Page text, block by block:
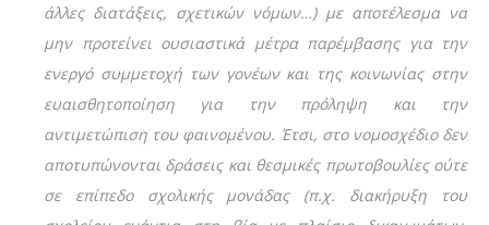
άλλες διατάξεις, σχετικών νόμων…) με αποτέλεσμα να
μην προτείνει ουσιαστικά μέτρα παρέμβασης για την
ενεργό συμμετοχή των γονέων και της κοινωνίας στην
ευαισθητοποίηση για την πρόληψη και την
αντιμετώπιση του φαινομένου. Έτσι, στο νομοσχέδιο δεν
αποτυπώνονται δράσεις και θεσμικές πρωτοβουλίες ούτε
σε επίπεδο σχολικής μονάδας (π.χ. διακήρυξη του